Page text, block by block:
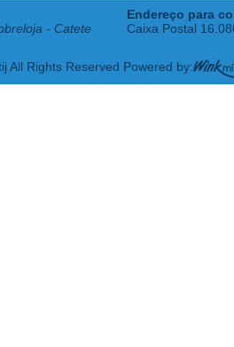
- Catete
Endereço para
Caixa Postal
All Rights Reserved Powered by: